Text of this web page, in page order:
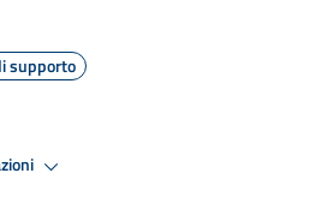
supporto